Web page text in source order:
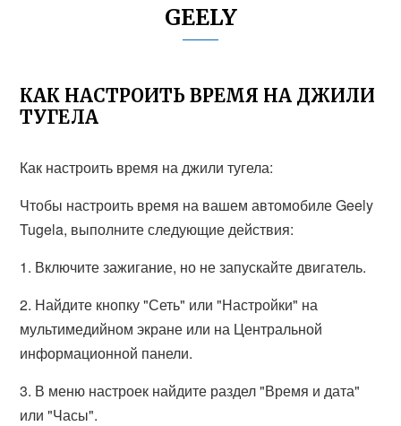
GEELY
КАК НАСТРОИТЬ ВРЕМЯ НА ДЖИЛИ
ТУГЕЛА
Как настроить время на джили тугела:
Чтобы настроить время на вашем автомобиле Geely
Tugela, выполните следующие действия:
1. Включите зажигание, но не запускайте двигатель.
2. Найдите кнопку "Сеть" или "Настройки" на
мультимедийном экране или на Центральной
информационной панели.
3. В меню настроек найдите раздел "Время и дата"
или "Часы".